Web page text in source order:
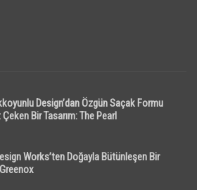
Design’dan Özgün Saçak Formu
Bir Tasarım: The Pearl
Works’ten Doğayla Bütünleşen Bir